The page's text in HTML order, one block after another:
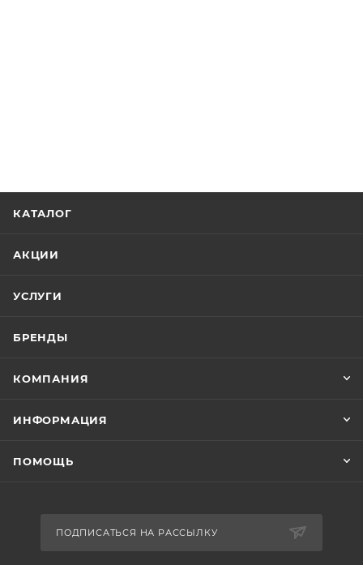
КАТАЛОГ
АКЦИИ
УСЛУГИ
БРЕНДЫ
КОМПАНИЯ
ИНФОРМАЦИЯ
ПОМОЩЬ
ПОДПИСАТЬСЯ НА РАССЫЛКУ